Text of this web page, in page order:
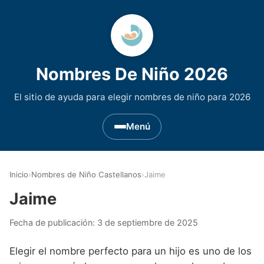
Nombres De Niño 2026
El sitio de ayuda para elegir nombres de niño para 2026
Menú
Nombres de niño que empiezan por D
Nombres de Niño Asturianos
Nombres de Niño Celtas
Inicio›Nombres de Niño Castellanos›Jaime
Jaime
Fecha de publicación: 3 de septiembre de 2025
Elegir el nombre perfecto para un hijo es uno de los